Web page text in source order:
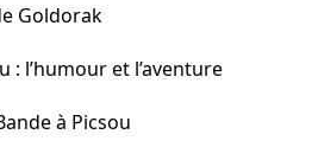
Goldorak
: l’humour et l’aventure
à Picsou